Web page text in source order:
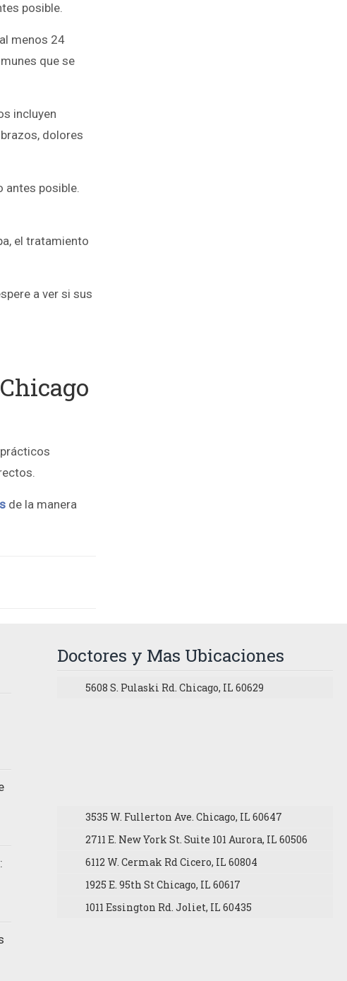
posible.
menos 24
que se
incluyen
dolores
antes posible.
el tratamiento
a ver si sus
de la manera
Doctores y Mas Ubicaciones
5608 S. Pulaski Rd. Chicago, IL 60629
3535 W. Fullerton Ave. Chicago, IL 60647
2711 E. New York St. Suite 101 Aurora, IL 60506
6112 W. Cermak Rd Cicero, IL 60804
1925 E. 95th St Chicago, IL 60617
1011 Essington Rd. Joliet, IL 60435